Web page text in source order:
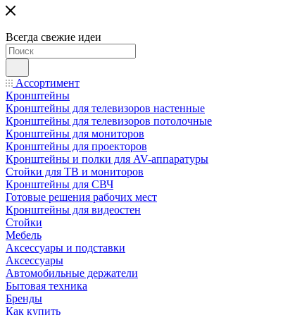
Всегда свежие идеи
Ассортимент
Кронштейны
Кронштейны для телевизоров настенные
Кронштейны для телевизоров потолочные
Кронштейны для мониторов
Кронштейны для проекторов
Кронштейны и полки для AV-аппаратуры
Стойки для ТВ и мониторов
Кронштейны для СВЧ
Готовые решения рабочих мест
Кронштейны для видеостен
Стойки
Мебель
Аксессуары и подставки
Аксессуары
Автомобильные держатели
Бытовая техника
Бренды
Как купить